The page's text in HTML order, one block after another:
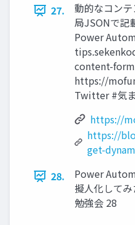
27.
動的なコン
局JSONで記
Power
content-
https://
Twitter #気
https://
https://
get-
28.
Power
擬人化して
勉強会 28